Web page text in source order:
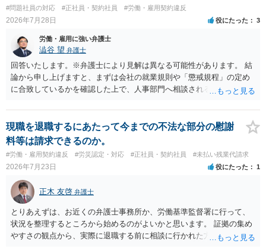
#問題社員の対応 #正社員・契約社員 #労働・雇用契約違反
2026年7月28日 役にたった 3
労働・雇用に強い弁護士
澁谷 望 弁護士
回答いたします。※弁護士により見解は異なる可能性があります。 結
論から申し上げますと、まずは会社の就業規則や「懲戒規程」の定め
に合致しているかを確認した上で、人事部門へ相談されることが最優
ものの、重い懲戒処分の対象には十分なり得ます。 名誉や評価の回復
については、会社側に「部下の不正行為による情報漏洩」と正式に認
定させ、誤認した他部署への適切なフォローや周知を求めるのが有効
です。 あるいは、懲戒があったことを社内で周知される手続があるの
ならば、それにより軽微ながら回復はできるかもしれません。 さらに
個人としても、相手に対してプライバシー侵害等に基づく損害賠償
（慰謝料）を請求する選択肢がありえます（ただし、金額は多額にな
らない可能性があります。）。
現職を退職するにあたって今までの不法な部分の慰謝
料等は請求できるのか。
#労働・雇用契約違反 #労災認定・対応 #正社員・契約社員 #未払い残業代請求
2026年7月23日 役にたった 1
正木 友啓 弁護士
とりあえずは、お近くの弁護士事務所か、労働基準監督署に行って、
状況を整理するところから始めるのがよいかと思います。 証拠の集め
やすさの観点から、実際に退職する前に相談に行かれた方がよいかと